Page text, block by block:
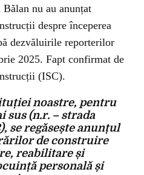
nu au anunțat
despre începerea
dezvăluirile reporterilor
2025. Fapt confirmat de
(ISC).
noastre, pentru
sus (n.r. – strada
se regăsește anunțul
de construire
reabilitare și
personală și